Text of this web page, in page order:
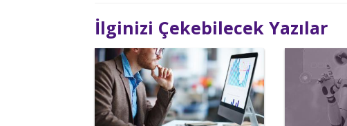
İlginizi Çekebilecek Yazılar